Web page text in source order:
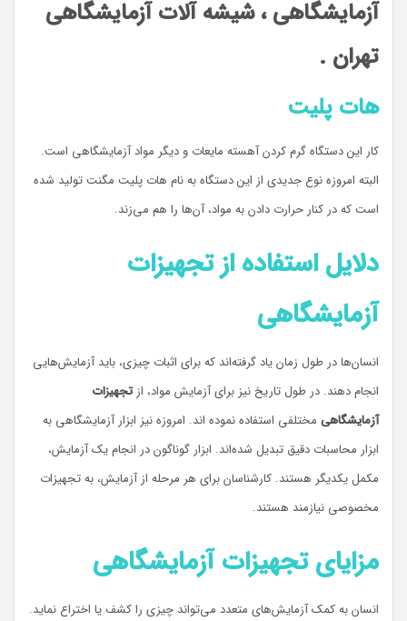
آزمایشگاهی ، شیشه آلات آزمایشگاهی
تهران .
هات پلیت
کار این دستگاه گرم کردن آهسته مایعات و دیگر مواد آزمایشگاهی است.
البته امروزه نوع جدیدی از این دستگاه به نام هات پلیت مگنت تولید شده
است که در کنار حرارت دادن به مواد، آن‌ها را هم می‌زند.
دلایل استفاده از تجهیزات
آزمایشگاهی
انسان‌ها در طول زمان یاد گرفته‌اند که برای اثبات چیزی، باید آزمایش‌هایی
انجام دهند. در طول تاریخ نیز برای آزمایش مواد، ازتجهیزات
آزمایشگاهی مختلفی استفاده نموده اند. امروزه نیز ابزار آزمایشگاهی به
ابزار محاسبات دقیق تبدیل شده‌اند. ابزار گوناگون در انجام یک آزمایش،
مکمل یکدیگر هستند. کارشناسان برای هر مرحله از آزمایش، به تجهیزات
مخصوصی نیازمند هستند.
مزایای تجهیزات آزمایشگاهی
انسان به کمک آزمایش‌های متعدد می‌تواند چیزی را کشف یا اختراع نماید.